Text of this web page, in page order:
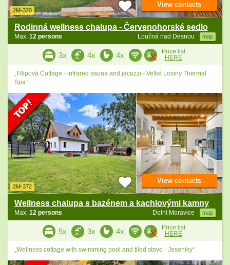
2M-320
Rodinná wellness chalupa - Červenohorské sedlo
Loučná nad Desnou map
Max. 12 persons
View contacts
3x 4x 4x
Price list
HERE
„Filipová Cottage - infrared sauna and jacuzzi - Velké Losiny Thermal
Spa“
2M-372
Wellness chalupa s bazénem a kachlovými kamny
Dolní Moravice map
Max. 12 persons
View contacts
5x 3x 4x
Price list
HERE
„Wellness cottage with swimming pool and tiled stove - Jeseníky“